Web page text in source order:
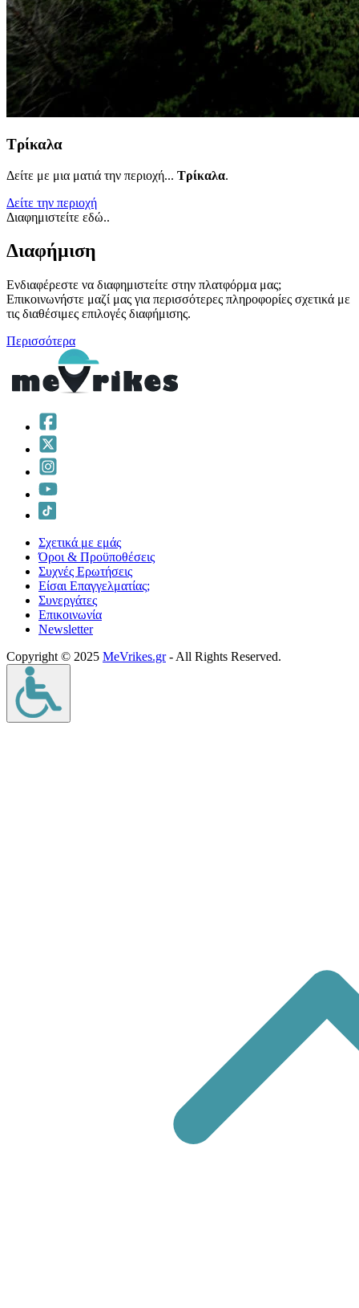
Τρίκαλα
Δείτε με μια ματιά την περιοχή... Τρίκαλα.
Δείτε την περιοχή
Διαφημιστείτε εδώ..
Διαφήμιση
Ενδιαφέρεστε να διαφημιστείτε στην πλατφόρμα μας;
Επικοινωνήστε μαζί μας για περισσότερες πληροφορίες σχετικά με
τις διαθέσιμες επιλογές διαφήμισης.
Περισσότερα
Σχετικά με εμάς
Όροι & Προϋποθέσεις
Συχνές Ερωτήσεις
Είσαι Επαγγελματίας;
Συνεργάτες
Επικοινωνία
Νewsletter
Copyright © 2025 MeVrikes.gr- All Rights Reserved.